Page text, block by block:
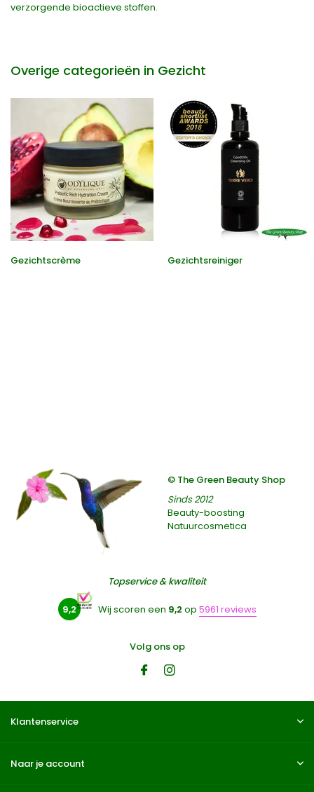
verzorgende bioactieve stoffen.
Overige categorieën in Gezicht
Gezichtscrème Gezichtsreiniger
© The Green Beauty Shop
Sinds 2012
Beauty-boosting
Natuurcosmetica
Topservice & kwaliteit
9,2 Wij scoren een 9,2 op 5961 reviews
Volg ons op
Klantenservice
Naar je account